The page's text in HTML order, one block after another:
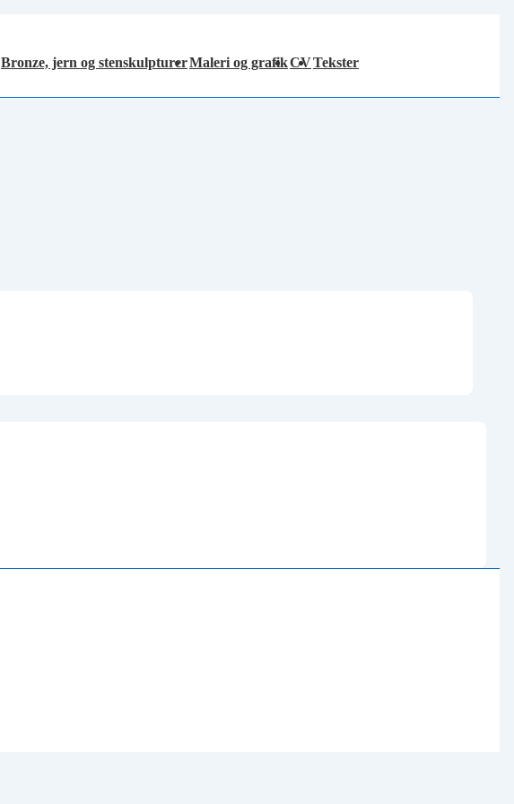
Bronze, jern og stenskulpturerMaleri og grafikCVTekster